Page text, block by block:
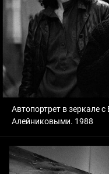
Автопортрет в зеркале
Алейниковыми. 1988